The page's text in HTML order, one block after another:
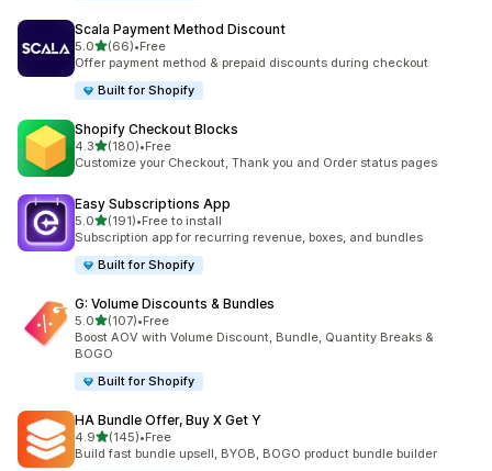
Scala Payment Method Discount
5.0별 5개 중
(66)
총 리뷰 66개
•Free
Offer payment method & prepaid discounts during checkout
Built for Shopify
Shopify Checkout Blocks
4.3별 5개 중
(180)
총 리뷰 180개
•Free
Customize your Checkout, Thank you and Order status pages
Easy Subscriptions App
5.0별 5개 중
(191)
총 리뷰 191개
•Free to install
Subscription app for recurring revenue, boxes, and bundles
Built for Shopify
G: Volume Discounts & Bundles
5.0별 5개 중
(107)
총 리뷰 107개
•Free
Boost AOV with Volume Discount, Bundle, Quantity Breaks &
BOGO
Built for Shopify
HA Bundle Offer, Buy X Get Y
4.9별 5개 중
(145)
총 리뷰 145개
•Free
Build fast bundle upsell, BYOB, BOGO product bundle builder